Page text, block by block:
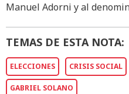
Manuel Adorni y al
TEMAS DE ESTA NOTA:
ELECCIONES CRISIS SOCIAL
GABRIEL SOLANO